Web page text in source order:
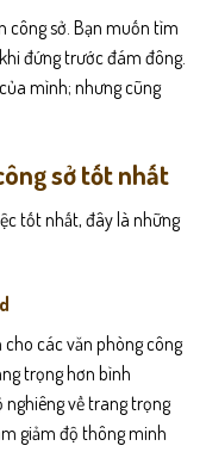
công sở. Bạn muốn tìm
đứng trước đám đông.
mình; nhưng cũng
sở tốt nhất
tốt nhất, đây là những
các văn phòng công
trọng hơn bình
về trang trọng
giảm độ thông minh